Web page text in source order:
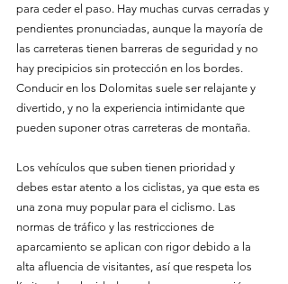
para ceder el paso. Hay muchas curvas cerradas y
pendientes pronunciadas, aunque la mayoría de
las carreteras tienen barreras de seguridad y no
hay precipicios sin protección en los bordes.
Conducir en los Dolomitas suele ser relajante y
divertido, y no la experiencia intimidante que
pueden suponer otras carreteras de montaña.
Los vehículos que suben tienen prioridad y
debes estar atento a los ciclistas, ya que esta es
una zona muy popular para el ciclismo. Las
normas de tráfico y las restricciones de
aparcamiento se aplican con rigor debido a la
alta afluencia de visitantes, así que respeta los